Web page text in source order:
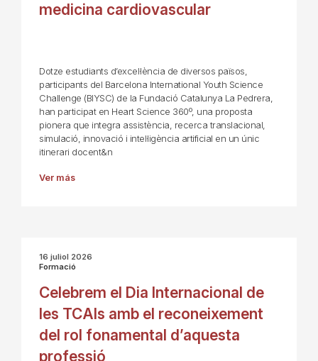
medicina cardiovascular
Dotze estudiants d’excel·lència de diversos països,
participants del Barcelona International Youth Science
Challenge (BIYSC) de la Fundació Catalunya La Pedrera,
han participat en Heart Science 360º, una proposta
pionera que integra assistència, recerca translacional,
simulació, innovació i intel·ligència artificial en un únic
itinerari docent&n
Ver más
16 juliol 2026
Formació
Celebrem el Dia Internacional de
les TCAIs amb el reconeixement
del rol fonamental d’aquesta
professió